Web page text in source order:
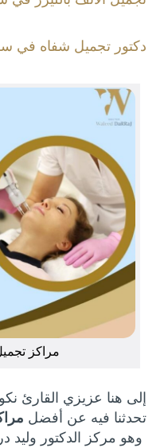
دكتور تجميل شفاه في
مراكز
إلى هنا عزيزي القارئ
تحدثنا فيه عن أفضل
وهو مركز الدكتور وليد